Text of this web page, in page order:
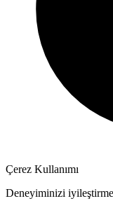
Çerez Kullanımı
Deneyiminizi